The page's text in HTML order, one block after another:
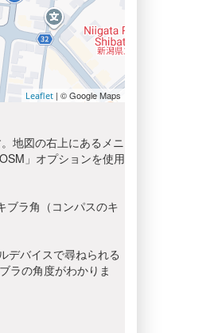
Leaflet | © Google Maps
地図の右上にあるメニ
」オプションを使用
ブラ角（コンパスのキ
デバイスで尋ねられる
ラの角度がわかりま